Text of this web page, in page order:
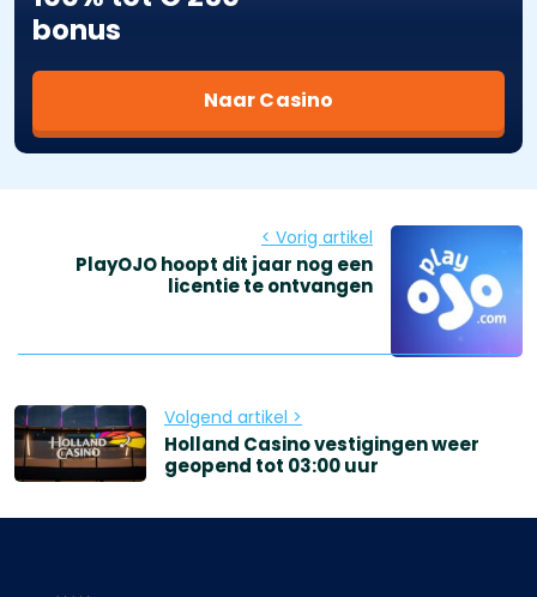
bonus
Naar Casino
< Vorig artikel
PlayOJO hoopt dit jaar nog een
licentie te ontvangen
Volgend artikel >
Holland Casino vestigingen weer
geopend tot 03:00 uur